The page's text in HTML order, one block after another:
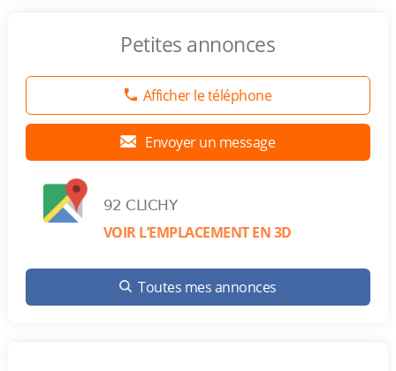
Petites annonces
Afficher le téléphone
Envoyer un message
92 CLICHY
VOIR L’EMPLACEMENT EN 3D
Toutes mes annonces